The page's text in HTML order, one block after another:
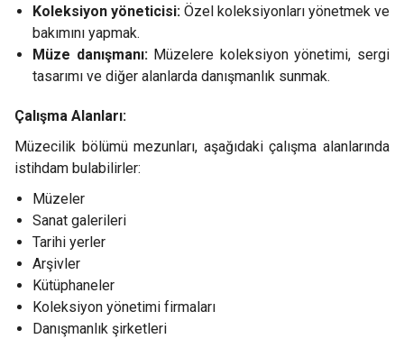
Koleksiyon yöneticisi: Özel koleksiyonları yönetmek ve
bakımını yapmak.
Müze danışmanı:Müzelere koleksiyon yönetimi, sergi
tasarımı ve diğer alanlarda danışmanlık sunmak.
Çalışma Alanları:
Müzecilik bölümü mezunları, aşağıdaki çalışma alanlarında
istihdam bulabilirler:
Müzeler
Sanat galerileri
Tarihi yerler
Arşivler
Kütüphaneler
Koleksiyon yönetimi firmaları
Danışmanlık şirketleri